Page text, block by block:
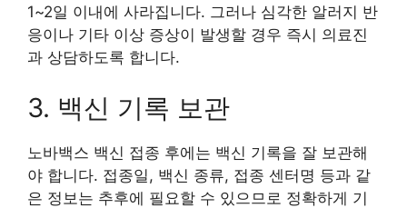
1~2일 이내에 사라집니다. 그러나 심각한 알러지 반
응이나 기타 이상 증상이 발생할 경우 즉시 의료진
과 상담하도록 합니다.
3. 백신 기록 보관
노바백스 백신 접종 후에는 백신 기록을 잘 보관해
야 합니다. 접종일, 백신 종류, 접종 센터명 등과 같
은 정보는 추후에 필요할 수 있으므로 정확하게 기